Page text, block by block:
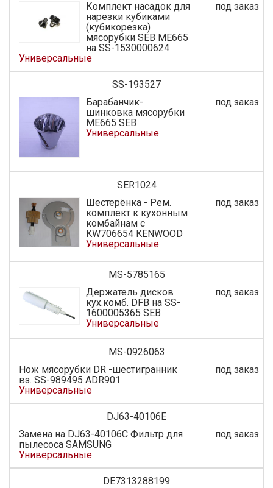
Комплект насадок для
нарезки кубиками
(кубикорезка)
мясорубки SEB МЕ665
на SS-1530000624
Универсальные
под заказ
SS-193527
Барабанчик-
шинковка мясорубки
МЕ665 SEB
Универсальные
под заказ
SER1024
Шестерёнка - Рем.
комплект к кухонным
комбайнам с
KW706654 KENWOOD
Универсальные
под заказ
MS-5785165
Держатель дисков
кух.комб. DFB на SS-
1600005365 SEB
Универсальные
под заказ
MS-0926063
Нож мясорубки DR -шестигранник
вз. SS-989495 ADR901
Универсальные
под заказ
DJ63-40106E
Замена на DJ63-40106C Фильтр для
пылесоса SAMSUNG
Универсальные
под заказ
DE7313288199